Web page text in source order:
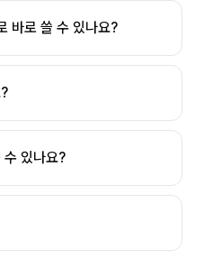
바로 쓸 수 있나요?
수 있나요?